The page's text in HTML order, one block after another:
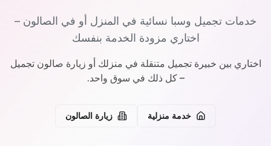
خدمات تجميل وسبا نسائية في المنزل أو في الصالون –
اختاري مزودة الخدمة بنفسك
اختاري بين خبيرة تجميل متنقلة في منزلك أو زيارة صالون تجميل
– كل ذلك في سوق واحد.
خدمة منزلية زيارة الصالون